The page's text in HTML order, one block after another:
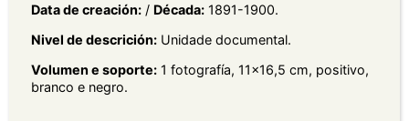
Data de creación: / Década: 1891-1900.
Nivel de descrición: Unidade documental.
Volumen e soporte: 1 fotografía, 11×16,5 cm, positivo,
branco e negro.